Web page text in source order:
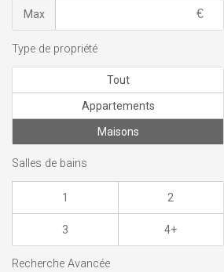
Max
Type de propriété
Tout
Appartements
Maisons
Salles de bains
1 2
3 4+
Recherche Avancée